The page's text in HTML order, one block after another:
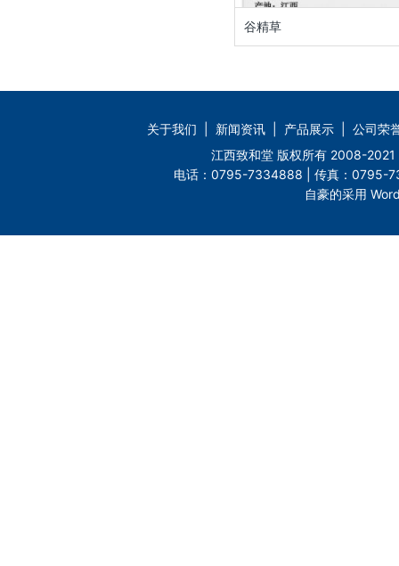
谷精草
关于我们 新闻资讯 产品展示
公司荣
江西致和堂 版权所有 2008-
电话：0795-7334888 | 传真：0795-
自豪的采用